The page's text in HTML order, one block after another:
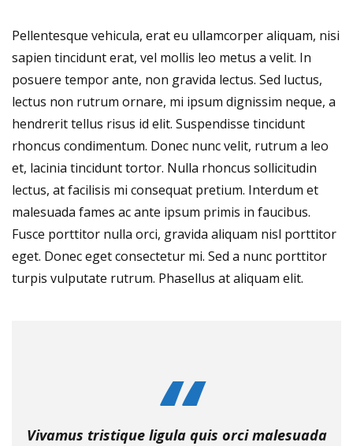
Pellentesque vehicula, erat eu ullamcorper aliquam, nisi
sapien tincidunt erat, vel mollis leo metus a velit. In
posuere tempor ante, non gravida lectus. Sed luctus,
lectus non rutrum ornare, mi ipsum dignissim neque, a
hendrerit tellus risus id elit. Suspendisse tincidunt
rhoncus condimentum. Donec nunc velit, rutrum a leo
et, lacinia tincidunt tortor. Nulla rhoncus sollicitudin
lectus, at facilisis mi consequat pretium. Interdum et
malesuada fames ac ante ipsum primis in faucibus.
Fusce porttitor nulla orci, gravida aliquam nisl porttitor
eget. Donec eget consectetur mi. Sed a nunc porttitor
turpis vulputate rutrum. Phasellus at aliquam elit.
Vivamus tristique ligula quis orci malesuada